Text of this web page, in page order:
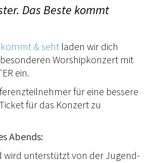
Das Beste kommt
kommt & seht laden wir dich
Worshipkonzert mit
ein.
für eine bessere
für das Konzert zu
Abends:
wird unterstützt von der Jugend-